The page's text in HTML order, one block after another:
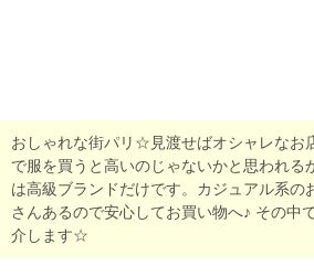
おしゃれな街パリ☆見渡せばオシャレなお
で服を買うと高いのじゃないかと思われる
は高級ブランドだけです。カジュアル系の
さんあるので安心してお買い物へ♪ その中
介します☆